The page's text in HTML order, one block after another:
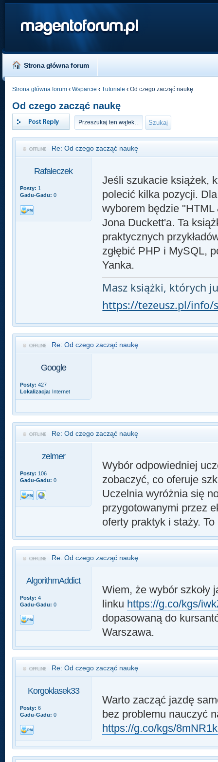
magentoforum.pl
Strona główna forum
Strona główna forum ‹ Wsparcie ‹ Tutoriale ‹ Od czego zacząć naukę
Od czego zacząć naukę
Odpowiedz
Re: Od czego zacząć naukę
Rafaleczek
Posty: 1
Gadu-Gadu: 0
Jeśli szukacie książek,
polecić kilka pozycji.
wyborem będzie
Jona Duckett'a. Ta
praktycznych
zgłębić PHP i MySQL,
Yanka.
Masz książki, których
https://tezeusz.pl/info/
Re: Od czego zacząć naukę
Google
Posty: 427
Lokalizacja: Internet
Re: Od czego zacząć naukę
zelmer
Posty: 106
Gadu-Gadu: 0
Wybór odpowiedniej
zobaczyć, co oferuje
Uczelnia wyróżnia się
przygotowanymi przez
oferty praktyk i staży.
Re: Od czego zacząć naukę
AlgorithmAddict
Posty: 4
Gadu-Gadu: 0
Wiem, że wybór szkoły
linku https://g.co/kgs/
dopasowaną do
Warszawa.
Re: Od czego zacząć naukę
Korgoklasek33
Posty: 6
Gadu-Gadu: 0
Warto zacząć jazdę
bez problemu nauczyć
https://g.co/kgs/